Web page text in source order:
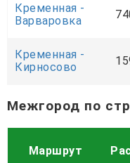
Кременная -
Варваровка
Кременная -
Кирносово
Межгород по
Маршрут